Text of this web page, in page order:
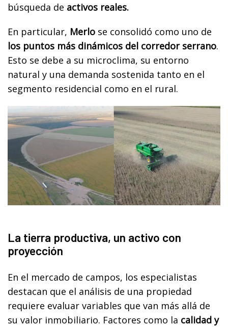
búsqueda de activos reales.
En particular, Merlo se consolidó como uno de
los puntos más dinámicos del corredor serrano.
Esto se debe a su microclima, su entorno
natural y una demanda sostenida tanto en el
segmento residencial como en el rural.
La tierra productiva, un activo con
proyección
En el mercado de campos, los especialistas
destacan que el análisis de una propiedad
requiere evaluar variables que van más allá de
su valor inmobiliario. Factores como la calidad y